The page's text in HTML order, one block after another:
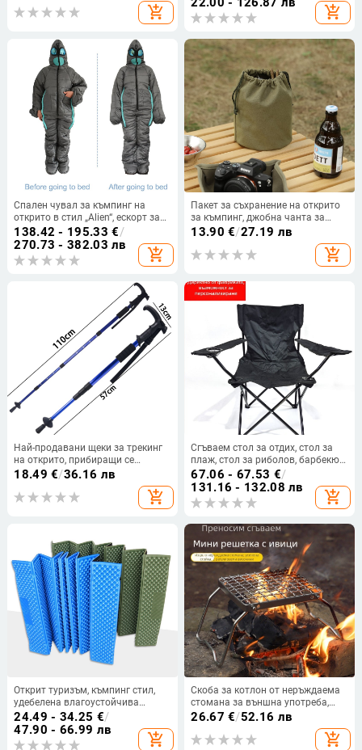
патерица, производители на
персонал за планински персонал
add_shopping_cart add_shopping_cart
Спален чувал за къмпинг на
открито в стил „Alien“, ескорт за
болница, защита от топлина и
студ, спален чувал за четене през
нощта и през нощта, спален
чувал за мумия
138.42 - 195.33 €/
270.73 - 382.03 лв
add_shopping_cart
Пакет за съхранение на открито
за къмпинг, джобна чанта за
пране, чанта за съхранение на
прибори за хранене с голям
капацитет, платнена чанта с
13.90 €/27.19 лв
add_shopping_cart
Най-продавани щеки за трекинг
на открито, прибиращи се
туристически щеки, алуминиеви
бастуни за ходене, бастуни за
ходене, бастуни
18.49 €/36.16 лв
add_shopping_cart
Сгъваем стол за отдих, стол за
плаж, стол за риболов, барбекю
маса и стол, открит домашен
самоуправляващ се стол за
обиколка на фабриката
67.06 - 67.53 €/
131.16 - 132.08 лв
add_shopping_cart
Открит туризъм, къмпинг стил,
удебелена влагоустойчива
постелка Xpe, двойно корито за
яйца, постелка за пикник, гнездо
за яйца, сгъваема постелка за
24.49 - 34.25 €/
47.90 - 66.99 лв
add_shopping_cart
Скоба за котлон от неръждаема
стомана за външна употреба,
преносима скара, скоба за
решетка на грил, скоба за плоча
за грил, малка чанта за грил
26.67 €/52.16 лв
add_shopping_cart